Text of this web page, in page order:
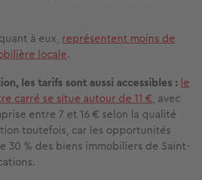
à eux, représentent moins de
locale.
les tarifs sont aussi accessibles : le
carré se situe autour de 11 €, avec
entre 7 et 16 € selon la qualité
toutefois, car les opportunités
30 % des biens immobiliers de Saint-